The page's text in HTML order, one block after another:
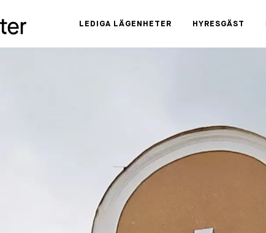
LEDIGA LÄGENHETER HYRESGÄST